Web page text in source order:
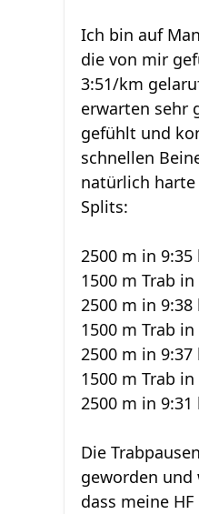
Ich bin auf
die von mir
3:51/km
erwarten sehr
gefühlt und
schnellen
natürlich harte
Splits:
2500 m in 9:35
1500 m Trab in
2500 m in 9:38
1500 m Trab in
2500 m in 9:37
1500 m Trab in
2500 m in 9:31
Die
geworden
dass meine